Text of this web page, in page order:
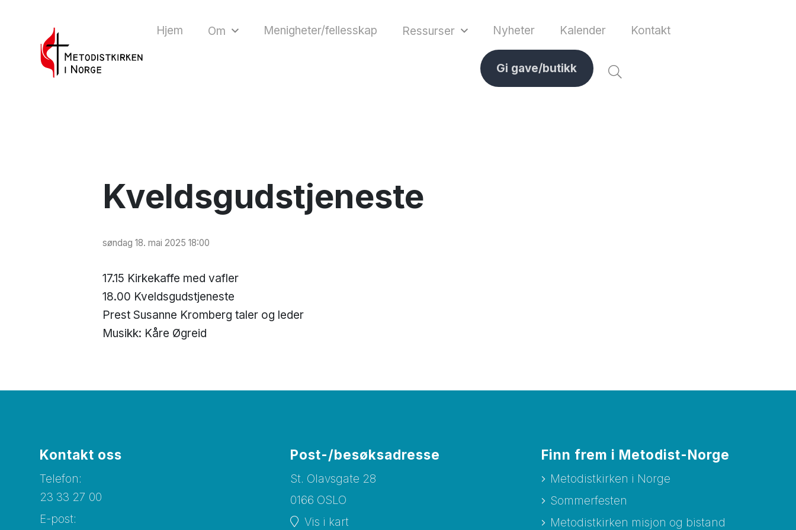
Hjem Om Menigheter/fellesskap Ressurser Nyheter Kalender Kontakt
Gi gave/butikk
Kveldsgudstjeneste
søndag 18. mai 2025 18:00
17.15 Kirkekaffe med vafler
18.00 Kveldsgudstjeneste
Prest Susanne Kromberg taler og leder
Musikk: Kåre Øgreid
Kontakt oss
Telefon:
23 33 27 00
E-post:
Post-/besøksadresse
St. Olavsgate 28
0166 OSLO
Vis i kart
Finn frem i Metodist-Norge
Metodistkirken i Norge
Sommerfesten
Metodistkirken misjon og bistand